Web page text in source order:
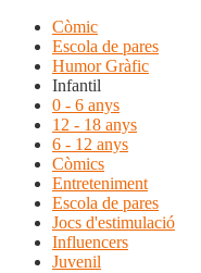
Còmic
Escola de pares
Humor Gràfic
Infantil
0 - 6 anys
12 - 18 anys
6 - 12 anys
Còmics
Entreteniment
Escola de pares
Jocs d'estimulació
Influencers
Juvenil